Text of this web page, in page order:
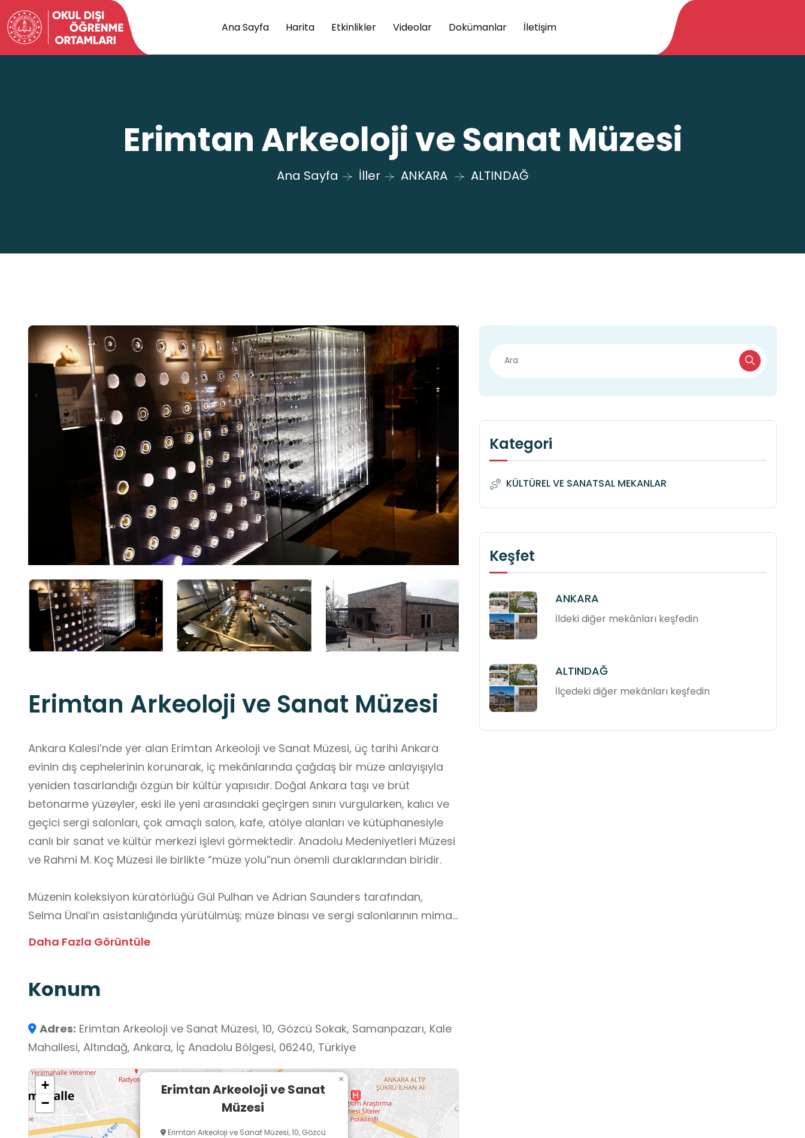
Ana Sayfa Harita Etkinlikler Videolar Dokümanlar İletişim
Erimtan Arkeoloji ve Sanat Müzesi
Ana Sayfa İller ANKARA ALTINDAĞ
Erimtan Arkeoloji ve Sanat Müzesi
Ankara Kalesi’nde yer alan Erimtan Arkeoloji ve Sanat Müzesi, üç tarihi Ankara
evinin dış cephelerinin korunarak, iç mekânlarında çağdaş bir müze anlayışıyla
yeniden tasarlandığı özgün bir kültür yapısıdır. Doğal Ankara taşı ve brüt
betonarme yüzeyler, eski ile yeni arasındaki geçirgen sınırı vurgularken, kalıcı ve
geçici sergi salonları, çok amaçlı salon, kafe, atölye alanları ve kütüphanesiyle
canlı bir sanat ve kültür merkezi işlevi görmektedir. Anadolu Medeniyetleri Müzesi
ve Rahmi M. Koç Müzesi ile birlikte “müze yolu”nun önemli duraklarından biridir.
Müzenin koleksiyon küratörlüğü Gül Pulhan ve Adrian Saunders tarafından,
Selma Ünal’ın asistanlığında yürütülmüş; müze binası ve sergi salonlarının mimari
sunulmaktadır.
Müzenin kurucusu Yüksel Erimtan (1928–2016), inşaat mühendisliği ve iş
dünyasındaki başarılarının yanı sıra, kültür varlıklarının korunması ve
ve Sanat Vakfı aracılığıyla, 2015 yılında Erimtan Arkeoloji ve Sanat Müzesi’ni
Ankara’ya kazandırmış; böylece kentin tarihi dokusu içinde çağdaş bir sanat ve
arkeoloji odağı oluşturmuştur.
Daha Fazla Görüntüle
Konum
Adres: Erimtan Arkeoloji ve Sanat Müzesi, 10, Gözcü Sokak, Samanpazarı, Kale
Mahallesi, Altındağ, Ankara, İç Anadolu Bölgesi, 06240, Türkiye
Erimtan Arkeoloji ve Sanat
Müzesi
Erimtan Arkeoloji ve Sanat Müzesi, 10, Gözcü
×
+
−
Kategori
KÜLTÜREL VE SANATSAL MEKANLAR
Keşfet
ANKARA
İldeki diğer mekânları keşfedin
ALTINDAĞ
İlçedeki diğer mekânları keşfedin